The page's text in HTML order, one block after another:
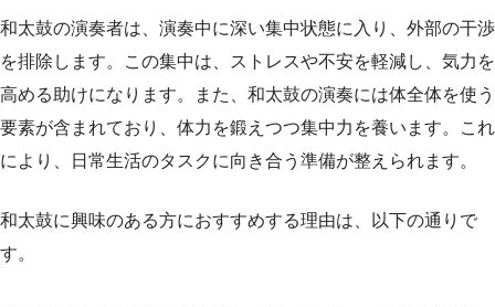
和太鼓の演奏者は、演奏中に深い集中状態に入り、外部の干渉
を排除します。この集中は、ストレスや不安を軽減し、気力を
高める助けになります。また、和太鼓の演奏には体全体を使う
要素が含まれており、体力を鍛えつつ集中力を養います。これ
により、日常生活のタスクに向き合う準備が整えられます。
和太鼓に興味のある方におすすめする理由は、以下の通りで
す。